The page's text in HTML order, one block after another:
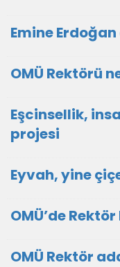
Emine
OMÜ Rektörü
Eşcinsellik,
projesi
Eyvah, yine
OMÜ’de
OMÜ Rektör